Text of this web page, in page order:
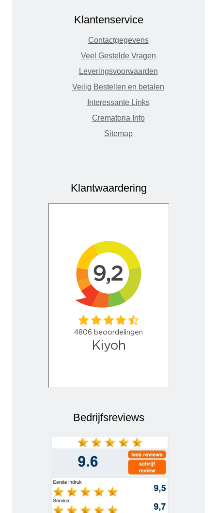
Klantenservice
Contactgegevens
Veel Gestelde Vragen
Leveringsvoorwaarden
Veilig Bestellen en betalen
Interessante Links
Crematoria Info
Sitemap
Klantwaardering
Bedrijfsreviews